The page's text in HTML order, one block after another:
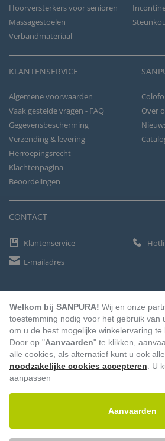
Hoorversterkers voor senioren
Massagestoelen
Verbandmateriaal
KLANTENSERVICE
Algemene voorwaarden
Vaak gestelde vragen - FAQ
Gegevensbescherming
Verzending & levering
Herroepingsrecht
Klachtenpagina
Beoordelingen
Over
CONTACT
Klantenservice
E-mailadres
Vooruitbetaling Factuur Automatische
Welkom bij SANPURA! Wij en onze
toestemming nodig voor het gebruik van
om u de best mogelijke winkelervaring te
Door op "Aanvaarden" te klikken,
alle cookies, als alternatief kunt u ook
noodzakelijke cookies accepteren . U
aanpassen
Aanvaarden